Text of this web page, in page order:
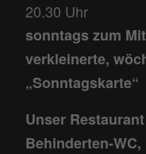
20.30 Uhr
sonntags zum
verkleinerte,
„Sonntagskarte“
Unser
Behinderten-